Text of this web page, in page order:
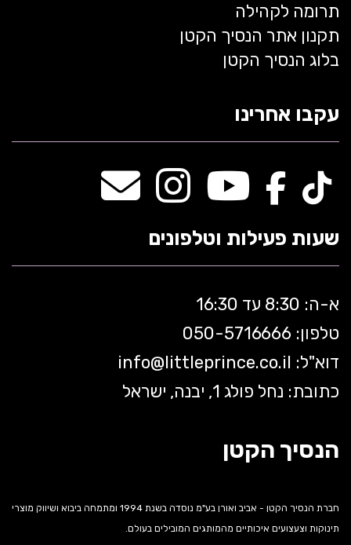
תרומה לקהילה
תקנון אתר הנסיך הקטן
בלוג הנסיך הקטן
עקבו אחרינו
שעות פעילות וטלפונים
א-ה: 8:30 עד 16:30
טלפון: 050-5 716666
דוא"ל:
info@littleprince.co.il
כתובת: נחל פולג 1, יבנה, ישראל
הנסיך הקטן
חברת הנסיך הקטן - אביב ואורן בע"מ נוסדה בשנת 1994 ומתמחה ביבוא ושיווק מוצרי
תינוקות וצעצועים איכותיים מהמותגים המובילים בעולם.